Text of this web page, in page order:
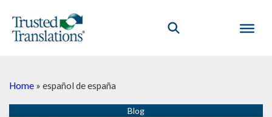
Home » español de españa